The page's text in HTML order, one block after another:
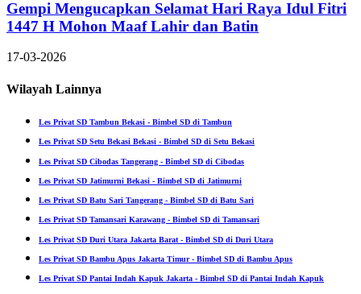
Gempi Mengucapkan Selamat Hari Raya Idul Fitri
1447 H Mohon Maaf Lahir dan Batin
17-03-2026
Wilayah Lainnya
Les Privat SD Tambun Bekasi - Bimbel SD di Tambun
Les Privat SD Setu Bekasi Bekasi - Bimbel SD di Setu Bekasi
Les Privat SD Cibodas Tangerang - Bimbel SD di Cibodas
Les Privat SD Jatimurni Bekasi - Bimbel SD di Jatimurni
Les Privat SD Batu Sari Tangerang - Bimbel SD di Batu Sari
Les Privat SD Tamansari Karawang - Bimbel SD di Tamansari
Les Privat SD Duri Utara Jakarta Barat - Bimbel SD di Duri Utara
Les Privat SD Bambu Apus Jakarta Timur - Bimbel SD di Bambu Apus
Les Privat SD Pantai Indah Kapuk Jakarta - Bimbel SD di Pantai Indah Kapuk